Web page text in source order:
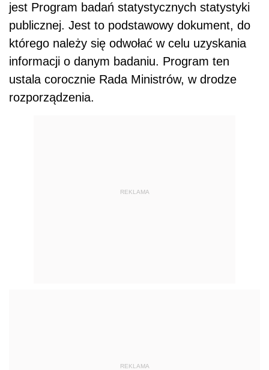
jest Program badań statystycznych statystyki
publicznej. Jest to podstawowy dokument, do
którego należy się odwołać w celu uzyskania
informacji o danym badaniu. Program ten
ustala corocznie Rada Ministrów, w drodze
rozporządzenia.
REKLAMA
REKLAMA